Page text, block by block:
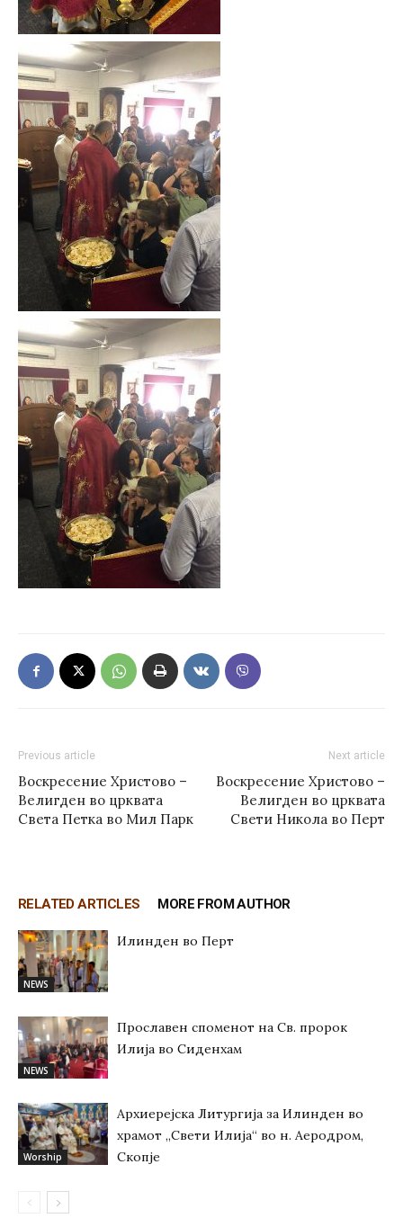
Previous article
Воскресение Христово –
Велигден во црквата
Света Петка во Мил Парк
Next article
Воскресение Христово –
Велигден во црквата
Свети Никола во Перт
RELATED ARTICLES MORE FROM AUTHOR
NEWS
Илинден во Перт
NEWS
Прославен споменот на Св. пророк
Илија во Сиденхам
Worship
Архиерејска Литургија за Илинден во
храмот „Свети Илија“ во н. Аеродром,
Скопје